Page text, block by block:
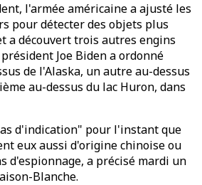
l'armée américaine a ajusté les
pour détecter des objets plus
a découvert trois autres engins
Joe Biden a ordonné
de l'Alaska, un autre au-dessus
au-dessus du lac Huron, dans
d'indication" pour l'instant que
eux aussi d'origine chinoise ou
d'espionnage, a précisé mardi un
Blanche.